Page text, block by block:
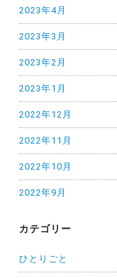
2023年4月
2023年3月
2023年2月
2023年1月
2022年12月
2022年11月
2022年10月
2022年9月
カテゴリー
ひとりごと